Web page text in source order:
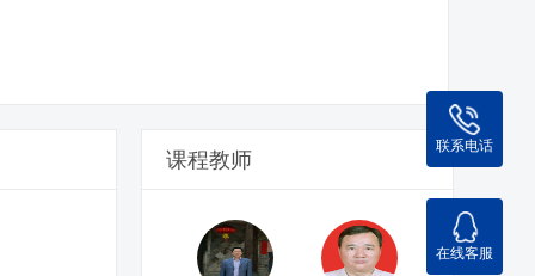
联系电话
在线客服
课程教师